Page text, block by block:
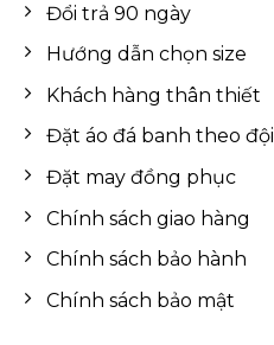
Đổi trả 90 ngày
Hướng dẫn chọn size
Khách hàng thân thiết
Đặt áo đá banh theo đội
Đặt may đồng phục
Chính sách giao hàng
Chính sách bảo hành
Chính sách bảo mật